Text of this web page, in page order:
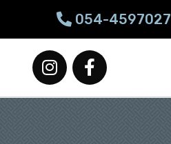
054-4597027